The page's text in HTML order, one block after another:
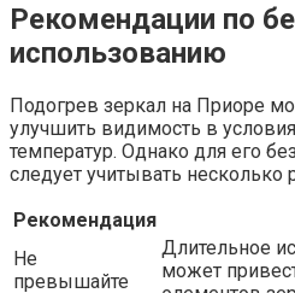
Рекомендации по
использованию
Подогрев зеркал на Приоре
улучшить видимость в
температур. Однако для его
следует учитывать несколько
Рекомендация
Не
превышайте
Длительное
может